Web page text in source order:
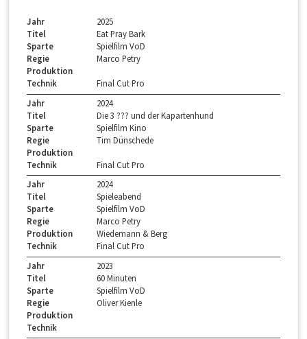
Jahr
2025
Titel
Eat Pray Bark
Sparte
Spielfilm VoD
Regie
Marco Petry
Produktion
Technik
Final Cut Pro
Jahr
2024
Titel
Die 3 ??? und der Kapartenhund
Sparte
Spielfilm Kino
Regie
Tim Dünschede
Produktion
Technik
Final Cut Pro
Jahr
2024
Titel
Spieleabend
Sparte
Spielfilm VoD
Regie
Marco Petry
Produktion
Wiedemann & Berg
Technik
Final Cut Pro
Jahr
2023
Titel
60 Minuten
Sparte
Spielfilm VoD
Regie
Oliver Kienle
Produktion
Technik